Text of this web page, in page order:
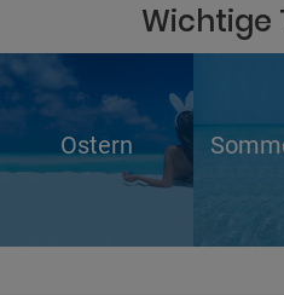
Wichtige
Ostern